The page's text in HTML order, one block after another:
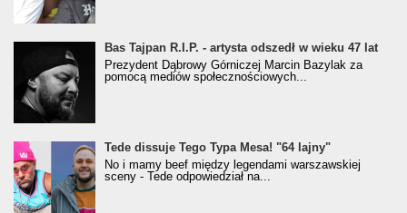
Bas Tajpan R.I.P. - artysta odszedł w wieku 47 lat
Prezydent Dąbrowy Górniczej Marcin Bazylak za
pomocą mediów społecznościowych...
Tede dissuje Tego Typa Mesa! "64 lajny"
No i mamy beef między legendami warszawskiej
sceny - Tede odpowiedział na...